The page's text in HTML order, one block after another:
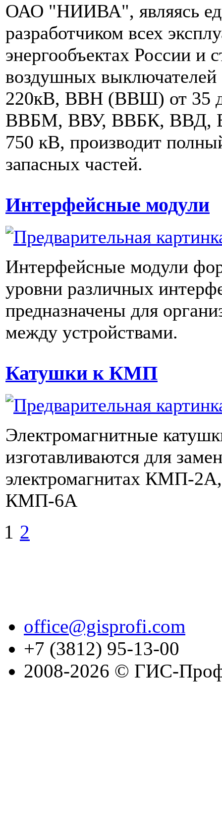
ОАО "НИИВА", являясь
разработчиком всех
энергообъектах России и
воздушных
220кВ, ВВН (ВВШ) от 35
ВВБМ, ВВУ, ВВБК, ВВД,
750 кВ, производит
запасных частей.
Интерфейсные модули
Интерфейсные модули
уровни различных
предназначены для
между устройствами.
Катушки к КМП
Электромагнитные
изготавливаются для
электромагнитах КМП-
КМП-6А
1 2
office@gisprofi.com
+7 (3812) 95-13-00
2008-2026 © ГИС-